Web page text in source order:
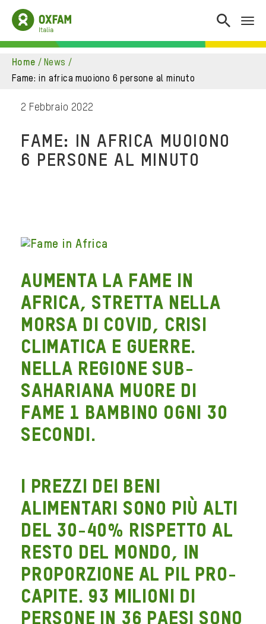
home / news /
fame: in africa muoiono 6 persone al minuto
2 Febbraio 2022
FAME: IN AFRICA MUOIONO
6 PERSONE AL MINUTO
Aumenta la fame in
Africa, stretta nella
morsa di Covid, crisi
climatica e guerre.
Nella regione sub-
sahariana muore di
fame 1 bambino ogni 30
secondi.
I prezzi dei beni
alimentari sono più alti
del 30-40% rispetto al
resto del mondo, in
proporzione al PIL pro-
capite. 93 milioni di
persone in 36 paesi sono